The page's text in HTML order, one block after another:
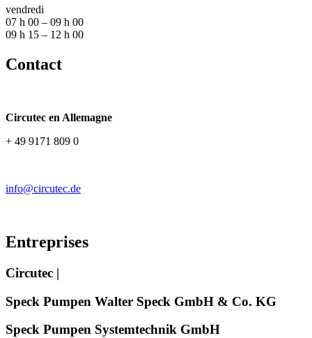
vendredi
07 h 00 – 09 h 00
09 h 15 – 12 h 00
Contact
Circutec en Allemagne
+ 49 9171 809 0
info@circutec.de
Entreprises
Circutec |
Speck Pumpen Walter Speck GmbH & Co. KG
Speck Pumpen Systemtechnik GmbH